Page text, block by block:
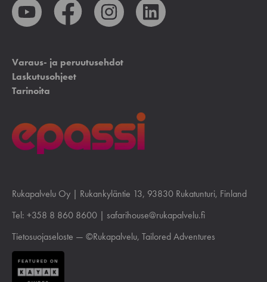
Rukapalvelu Oy | Rukankyläntie 13, 93830 Rukatunturi, Finland
Tel: +358 8 860 8600 | safarihouse@rukapalvelu.fi
Tietosuojaseloste — ©Rukapalvelu, Tailored Adventures
Varaus- ja peruutusehdot
Laskutusohjeet
Tarinoita